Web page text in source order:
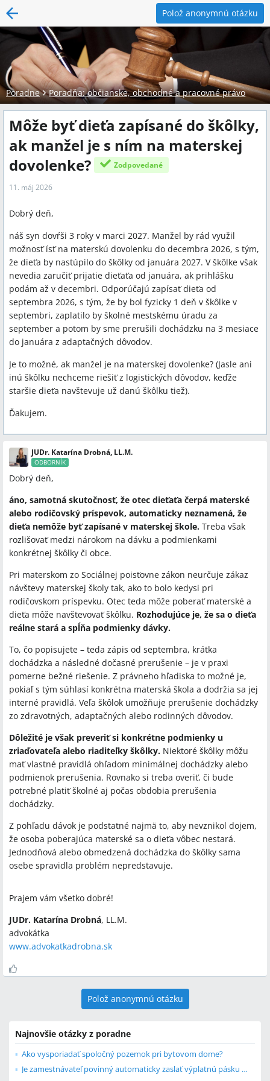
Polož anonymnú otázku
Poradne Poradňa: občianske, obchodné a pracovné právo
Môže byť dieťa zapísané do škôlky,
ak manžel je s ním na materskej
dovolenke?
Zodpovedané
11. máj 2026
Dobrý deň,
náš syn dovŕši 3 roky v marci 2027. Manžel by rád využil
možnosť ísť na materskú dovolenku do decembra 2026, s tým,
že dieťa by nastúpilo do škôlky od januára 2027. V škôlke však
nevedia zaručiť prijatie dieťaťa od januára, ak prihlášku
podám až v decembri. Odporúčajú zapísať dieťa od
septembra 2026, s tým, že by bol fyzicky 1 deň v škôlke v
septembri, zaplatilo by školné mestskému úradu za
september a potom by sme prerušili dochádzku na 3 mesiace
do januára z adaptačných dôvodov.
Je to možné, ak manžel je na materskej dovolenke? (Jasle ani
inú škôlku nechceme riešiť z logistických dôvodov, keďže
staršie dieťa navštevuje už danú škôlku tiež).
Ďakujem.
JUDr. Katarína Drobná, LL.M.
ODBORNÍK
Dobrý deň,
áno, samotná skutočnosť, že otec dieťaťa čerpá materské
alebo rodičovský príspevok, automaticky neznamená, že
dieťa nemôže byť zapísané v materskej škole. Treba však
rozlišovať medzi nárokom na dávku a podmienkami
konkrétnej škôlky či obce.
Pri materskom zo Sociálnej poisťovne zákon neurčuje zákaz
návštevy materskej školy tak, ako to bolo kedysi pri
rodičovskom príspevku. Otec teda môže poberať materské a
dieťa môže navštevovať škôlku. Rozhodujúce je, že sa o dieťa
reálne stará a spĺňa podmienky dávky.
To, čo popisujete – teda zápis od septembra, krátka
dochádzka a následné dočasné prerušenie – je v praxi
pomerne bežné riešenie. Z právneho hľadiska to možné je,
pokiaľ s tým súhlasí konkrétna materská škola a dodržia sa jej
interné pravidlá. Veľa škôlok umožňuje prerušenie dochádzky
zo zdravotných, adaptačných alebo rodinných dôvodov.
Dôležité je však preveriť si konkrétne podmienky u
zriaďovateľa alebo riaditeľky škôlky. Niektoré škôlky môžu
mať vlastné pravidlá ohľadom minimálnej dochádzky alebo
podmienok prerušenia. Rovnako si treba overiť, či bude
potrebné platiť školné aj počas obdobia prerušenia
dochádzky.
Z pohľadu dávok je podstatné najmä to, aby nevznikol dojem,
že osoba poberajúca materské sa o dieťa vôbec nestará.
Jednodňová alebo obmedzená dochádzka do škôlky sama
osebe spravidla problém nepredstavuje.
Prajem vám všetko dobré!
JUDr. Katarína Drobná, LL.M.
advokátka
www.advokatkadrobna.sk
Polož anonymnú otázku
Najnovšie otázky z poradne
Ako vysporiadať spoločný pozemok pri bytovom dome?
Je zamestnávateľ povinný automaticky zaslať výplatnú pásku a zápočtový list?